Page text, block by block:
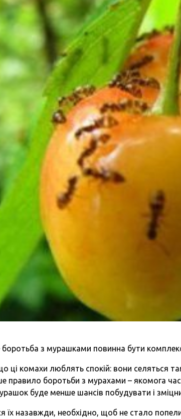
боротьба з мурашками повинна бути
ці комахи люблять спокій: вони селяться
правило боротьби з мурахами – якомога
буде менше шансів побудувати і
їх назавжди, необхідно, щоб не стало